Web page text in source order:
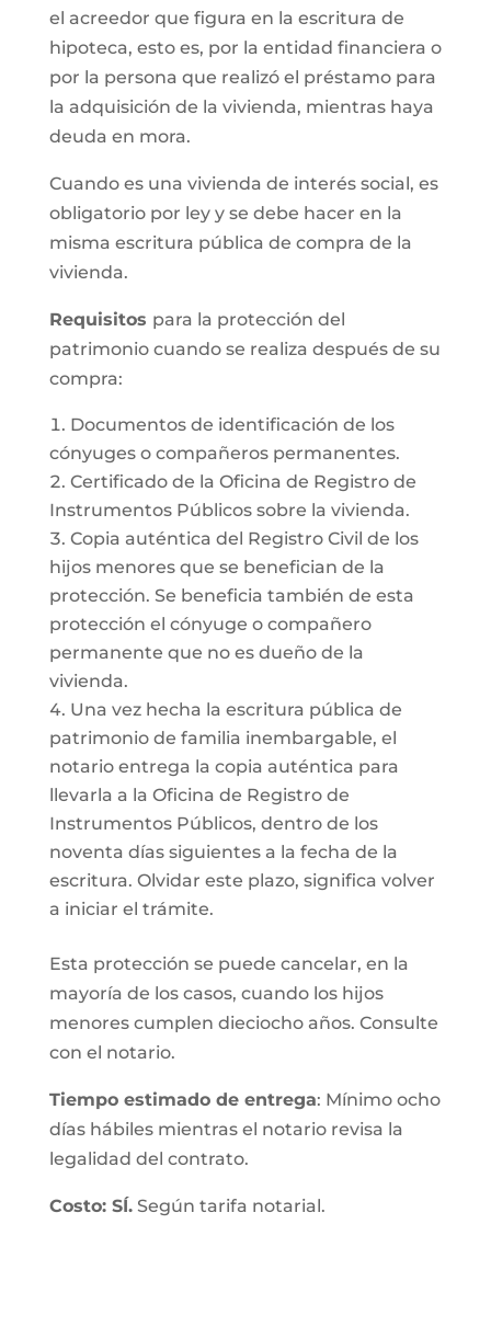
el acreedor que figura en la escritura de
hipoteca, esto es, por la entidad financiera o
por la persona que realizó el préstamo para
la adquisición de la vivienda, mientras haya
deuda en mora.
Cuando es una vivienda de interés social, es
obligatorio por ley y se debe hacer en la
misma escritura pública de compra de la
vivienda.
Requisitos para la protección del
patrimonio cuando se realiza después de su
compra:
Documentos de identificación de los
cónyuges o compañeros permanentes.
Certificado de la Oficina de Registro de
Instrumentos Públicos sobre la vivienda.
Copia auténtica del Registro Civil de los
hijos menores que se benefician de la
protección. Se beneficia también de esta
protección el cónyuge o compañero
permanente que no es dueño de la
vivienda.
Una vez hecha la escritura pública de
patrimonio de familia inembargable, el
notario entrega la copia auténtica para
llevarla a la Oficina de Registro de
Instrumentos Públicos, dentro de los
noventa días siguientes a la fecha de la
escritura. Olvidar este plazo, significa volver
a iniciar el trámite.
Esta protección se puede cancelar, en la
mayoría de los casos, cuando los hijos
menores cumplen dieciocho años. Consulte
con el notario.
Tiempo estimado de entrega: Mínimo ocho
días hábiles mientras el notario revisa la
legalidad del contrato.
Costo: SÍ.Según tarifa notarial.